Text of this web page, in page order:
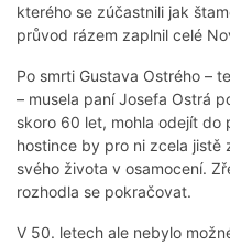
kterého se zúčastnili jak
průvod rázem zaplnil celé
Po smrti Gustava Ostrého –
– musela paní Josefa Ostrá
skoro 60 let, mohla odejít do
hostince by pro ni zcela
svého života v osamocení.
rozhodla se pokračovat.
V 50. letech ale nebylo